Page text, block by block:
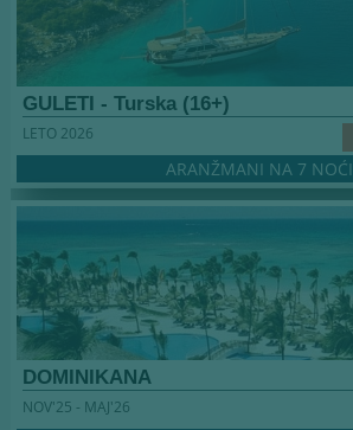
GULETI - Turska (16+)
LETO 2026
ARANŽMANI NA 7 NOĆI
DOMINIKANA
NOV'25 - MAJ'26